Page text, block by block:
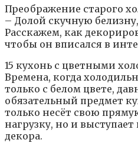
Преображение старого
– Долой скучную
Расскажем, как
чтобы он вписался в
15 кухонь с цветными
Времена, когда
только с белом цвете,
обязательный предмет
только несёт свою
нагрузку, но и выступает
декора.